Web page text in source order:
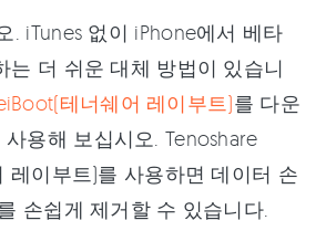
. iTunes 없이 iPhone에서 베타
는 더 쉬운 대체 방법이 있습니
테너쉐어 레이부트)를 다운
용해 보십시오. Tenoshare
레이부트)를 사용하면 데이터 손
손쉽게 제거할 수 있습니다.